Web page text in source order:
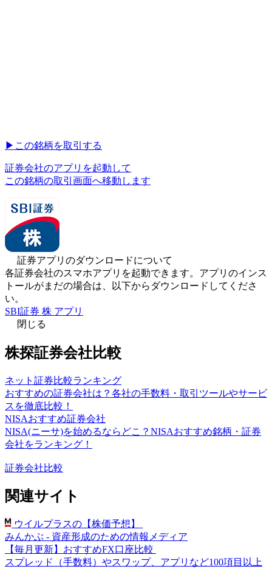
▶︎ この銘柄を取引する
証券会社のアプリを起動して
この銘柄の取引画面へ移動します
証券アプリのダウンロードについて
各証券会社のスマホアプリを起動できます。アプリのインス
トールがまだの場合は、以下からダウンロードしてくださ
い。
SBI証券 株 アプリ
閉じる
株探証券会社比較
ネット証券比較ランキング
おすすめの証券会社は？各社の手数料・取引ツールやサービ
スを徹底比較！
NISAおすすめ証券会社
NISA(ニーサ)を始めるならどこ？NISAおすすめ銘柄・証券
会社をランキング！
証券会社比較
関連サイト
ウイルプラスの【株価予想】
みんかぶ - 資産形成のための情報メディア
【毎月更新】おすすめFX口座比較
スプレッド（手数料）やスワップ、アプリなど100項目以上